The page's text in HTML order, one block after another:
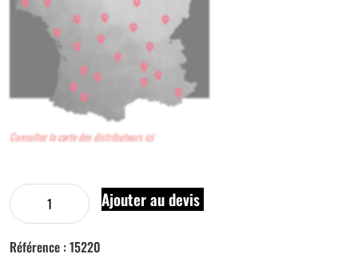
Consulter la carte des distributeurs ici
Ajouter au devis
Référence : 15220